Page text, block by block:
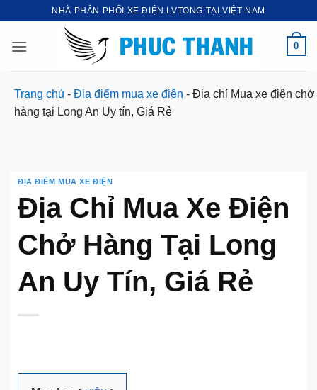
nội
NHÀ PHÂN PHỐI XE ĐIỆN LVTONG TẠI VIỆT NAM
0
Trang chủ - Địa điểm mua xe điện - Địa chỉ Mua xe điện chở
hàng tại Long An Uy tín, Giá Rẻ
ĐỊA ĐIỂM MUA XE ĐIỆN
Địa Chỉ Mua Xe Điện
Chở Hàng Tại Long
An Uy Tín, Giá Rẻ